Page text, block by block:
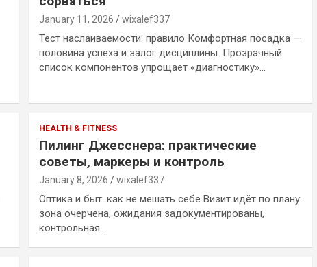
January 11, 2026 wixalef337
Тест наслаиваемости: правило Комфортная посадка —
половина успеха и залог дисциплины. Прозрачный
список компонентов упрощает «диагностику»…
HEALTH & FITNESS
Пилинг Джесснера: практические
советы, маркеры и контроль
January 8, 2026 wixalef337
Оптика и быт: как не мешать себе Визит идёт по плану:
зона очерчена, ожидания задокументированы,
контрольная…